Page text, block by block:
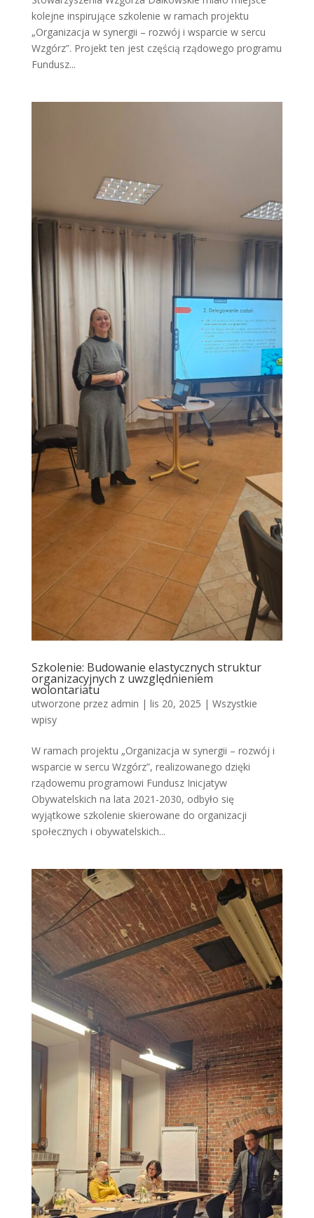
kolejne inspirujące szkolenie w ramach projektu
„Organizacja w synergii – rozwój i wsparcie w sercu
Wzgórz”. Projekt ten jest częścią rządowego programu
Fundusz...
Szkolenie: Budowanie elastycznych struktur
organizacyjnych z uwzględnieniem
wolontariatu
utworzone przez admin | lis 20, 2025 | Wszystkie
wpisy
W ramach projektu „Organizacja w synergii – rozwój i
wsparcie w sercu Wzgórz”, realizowanego dzięki
rządowemu programowi Fundusz Inicjatyw
Obywatelskich na lata 2021-2030, odbyło się
wyjątkowe szkolenie skierowane do organizacji
społecznych i obywatelskich...